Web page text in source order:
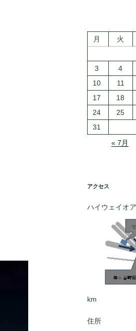
月 火
3
4
10
11
17
18
24
25
31
« 7月
アクセス
ハイウェイオ
km
住所